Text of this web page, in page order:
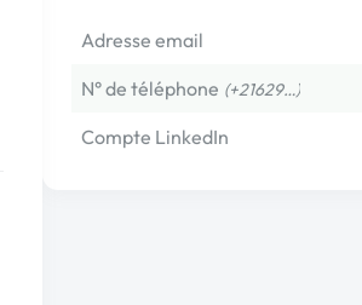
Adresse email
N° de téléphone (+21629…)
Compte LinkedIn